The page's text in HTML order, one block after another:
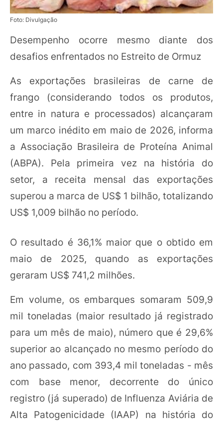
Foto: Divulgação
Desempenho ocorre mesmo diante dos
desafios enfrentados no Estreito de Ormuz
As exportações brasileiras de carne de
frango (considerando todos os produtos,
entre in natura e processados) alcançaram
um marco inédito em maio de 2026, informa
a Associação Brasileira de Proteína Animal
(ABPA). Pela primeira vez na história do
setor, a receita mensal das exportações
superou a marca de US$ 1 bilhão, totalizando
US$ 1,009 bilhão no período.
O resultado é 36,1% maior que o obtido em
maio de 2025, quando as exportações
geraram US$ 741,2 milhões.
Em volume, os embarques somaram 509,9
mil toneladas (maior resultado já registrado
para um mês de maio), número que é 29,6%
superior ao alcançado no mesmo período do
ano passado, com 393,4 mil toneladas - mês
com base menor, decorrente do único
registro (já superado) de Influenza Aviária de
Alta Patogenicidade (IAAP) na história do